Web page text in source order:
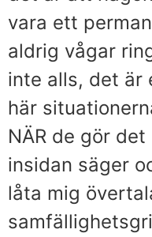
vara ett
aldrig vågar
inte alls, det är
här
NÄR de gör
insidan säger
låta mig